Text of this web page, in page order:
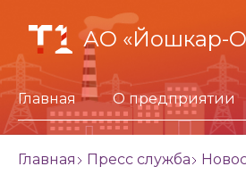
АО «Йошкар-
Главная О предприятии
Главная Пресс служба